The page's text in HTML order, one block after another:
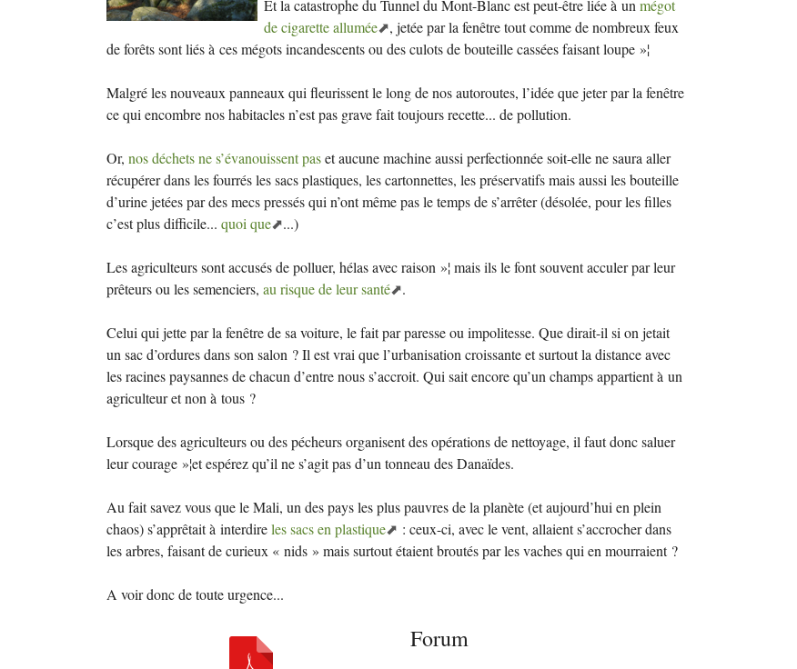
Et la catastrophe du Tunnel du Mont-Blanc est peut-être liée à unmégot
de cigarette allumée
, jetée par la fenêtre tout comme de nombreux feux
de forêts sont liés à ces mégots incandescents ou des culots de bouteille cassées faisant loupe »¦
Malgré les nouveaux panneaux qui fleurissent le long de nos autoroutes, l’idée que jeter par la fenêtre
ce qui encombre nos habitacles n’est pas grave fait toujours recette... de pollution.
Or, nos déchets ne s’évanouissent paset aucune machine aussi perfectionnée soit-elle ne saura aller
récupérer dans les fourrés les sacs plastiques, les cartonnettes, les préservatifs mais aussi les bouteille
d’urine jetées par des mecs pressés qui n’ont même pas le temps de s’arrêter (désolée, pour les filles
c’est plus difficile... quoi que ...)
Les agriculteurs sont accusés de polluer, hélas avec raison »¦ mais ils le font souvent acculer par leur
prêteurs ou les semenciers, au risque de leur santé .
Celui qui jette par la fenêtre de sa voiture, le fait par paresse ou impolitesse. Que dirait-il si on jetait
un sac d’ordures dans son salon ? Il est vrai que l’urbanisation croissante et surtout la distance avec
les racines paysannes de chacun d’entre nous s’accroit. Qui sait encore qu’un champs appartient à un
agriculteur et non à tous ?
Lorsque des agriculteurs ou des pécheurs organisent des opérations de nettoyage, il faut donc saluer
leur courage »¦et espérez qu’il ne s’agit pas d’un tonneau des Danaïdes.
Au fait savez vous que le Mali, un des pays les plus pauvres de la planète (et aujourd’hui en plein
chaos) s’apprêtait à interdireles sacs en plastique
: ceux-ci, avec le vent, allaient s’accrocher dans
les arbres, faisant de curieux « nids » mais surtout étaient broutés par les vaches qui en mourraient ?
A voir donc de toute urgence...
Forum